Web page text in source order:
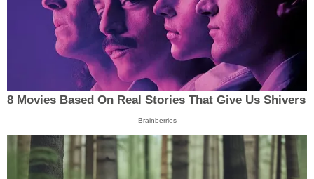
8 Movies Based On Real Stories That Give Us Shivers
Brainberries